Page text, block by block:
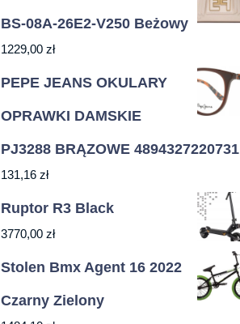
BS-08A-26E2-V250 Beżowy
1229,00 zł
PEPE JEANS OKULARY
OPRAWKI DAMSKIE
PJ3288 BRĄZOWE 4894327220731
131,16 zł
Ruptor R3 Black
3770,00 zł
Stolen Bmx Agent 16 2022
Czarny Zielony